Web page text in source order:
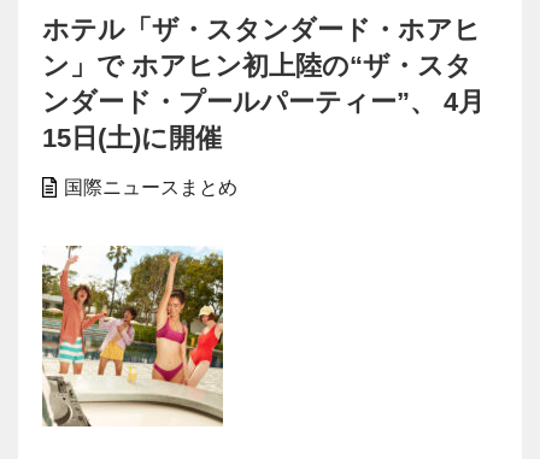
ホテル「ザ・スタンダード・ホアヒ
ン」で ホアヒン初上陸の“ザ・スタ
ンダード・プールパーティー”、 4月
15日(土)に開催
国際ニュースまとめ